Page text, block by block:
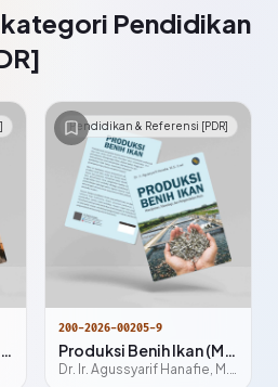
Pendidikan
CHATGPT, lebih sabar dari guruku : mengapa kami memilih mesin?
Pendidikan & Referensi [PDR]
200-2026-00205-9
Produksi Benih Ikan (Manajemen, Teknologi, dan Pengendalian Mutu)
Dr. Ir. Agussyarif Hanafie, M.Si., C.ed